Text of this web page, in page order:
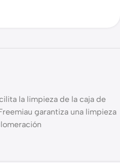
la limpieza de la caja de
garantiza una limpieza